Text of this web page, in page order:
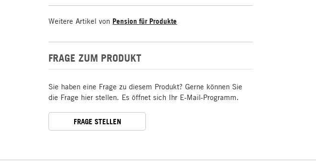
Weitere Artikel von Pension für Produkte
FRAGE ZUM PRODUKT
Sie haben eine Frage zu diesem Produkt? Gerne können Sie
die Frage hier stellen. Es öffnet sich Ihr E-Mail-Programm.
FRAGE STELLEN